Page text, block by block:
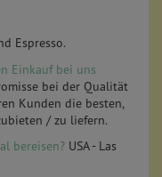
Espresso.
Einkauf bei uns
bei der Qualität
Kunden die besten,
/ zu liefern.
bereisen? USA - Las